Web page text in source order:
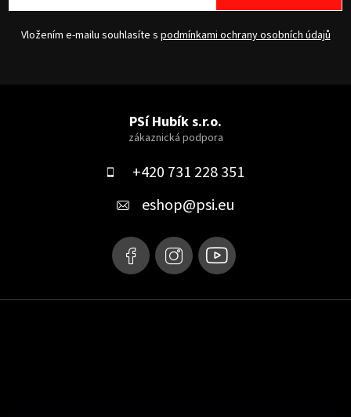
Vložením e-mailu souhlasíte s podmínkami ochrany osobních údajů
PSí Hubík s.r.o.
+420 731 228 351
eshop@psi.eu